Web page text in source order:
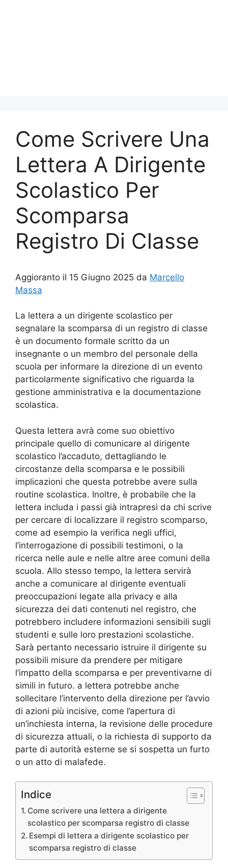
Come Scrivere Una
Lettera A Dirigente
Scolastico Per
Scomparsa
Registro Di Classe
Aggioranto il 15 Giugno 2025 da Marcello
Massa
La lettera a un dirigente scolastico per
segnalare la scomparsa di un registro di classe
è un documento formale scritto da un
insegnante o un membro del personale della
scuola per informare la direzione di un evento
particolarmente significativo che riguarda la
gestione amministrativa e la documentazione
scolastica.
Questa lettera avrà come suo obiettivo
principale quello di comunicare al dirigente
scolastico l’accaduto, dettagliando le
circostanze della scomparsa e le possibili
implicazioni che questa potrebbe avere sulla
routine scolastica. Inoltre, è probabile che la
lettera includa i passi già intrapresi da chi scrive
per cercare di localizzare il registro scomparso,
come ad esempio la verifica negli uffici,
l’interrogazione di possibili testimoni, o la
ricerca nelle aule e nelle altre aree comuni della
scuola. Allo stesso tempo, la lettera servirà
anche a comunicare al dirigente eventuali
preoccupazioni legate alla privacy e alla
sicurezza dei dati contenuti nel registro, che
potrebbero includere informazioni sensibili sugli
studenti e sulle loro prestazioni scolastiche.
Sarà pertanto necessario istruire il dirigente su
possibili misure da prendere per mitigare
l’impatto della scomparsa e per preventivarne di
simili in futuro. a lettera potrebbe anche
sollecitare l’intervento della direzione per l’avvio
di azioni più incisive, come l’apertura di
un’inchiesta interna, la revisione delle procedure
di sicurezza attuali, o la richiesta di supporto da
parte di autorità esterne se si sospetta un furto
o un atto di malafede.
Indice
Come scrivere una lettera a dirigente
scolastico per scomparsa registro di classe
Esempi di lettera a dirigente scolastico per
scomparsa registro di classe